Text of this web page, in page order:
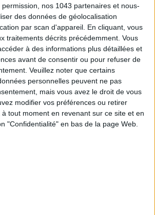
permission, nos 1043 partenaires et nous-
des données de géolocalisation
par scan d'appareil. En cliquant, vous
traitements décrits précédemment. Vous
à des informations plus détaillées et
avant de consentir ou pour refuser de
Veuillez noter que certains
personnelles peuvent ne pas
mais vous avez le droit de vous
modifier vos préférences ou retirer
tout moment en revenant sur ce site et en
"Confidentialité" en bas de la page Web.
FOR ENJOYING AUGUST IN PARIS